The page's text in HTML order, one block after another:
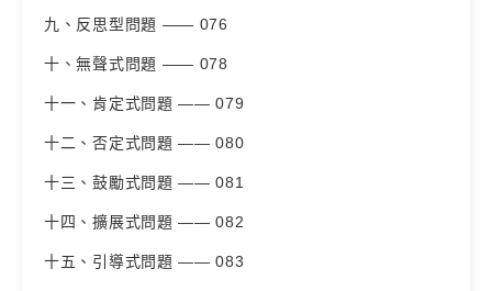
九、反思型問題 —— 076
十、無聲式問題 —— 078
十一、肯定式問題 —— 079
十二、否定式問題 —— 080
十三、鼓勵式問題 —— 081
十四、擴展式問題 —— 082
十五、引導式問題 —— 083